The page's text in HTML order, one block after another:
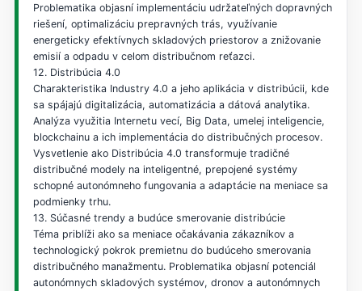
Problematika objasní implementáciu udržateľných dopravných
riešení, optimalizáciu prepravných trás, využívanie
energeticky efektívnych skladových priestorov a znižovanie
emisií a odpadu v celom distribučnom reťazci.
12. Distribúcia 4.0
Charakteristika Industry 4.0 a jeho aplikácia v distribúcii, kde
sa spájajú digitalizácia, automatizácia a dátová analytika.
Analýza využitia Internetu vecí, Big Data, umelej inteligencie,
blockchainu a ich implementácia do distribučných procesov.
Vysvetlenie ako Distribúcia 4.0 transformuje tradičné
distribučné modely na inteligentné, prepojené systémy
schopné autonómneho fungovania a adaptácie na meniace sa
podmienky trhu.
13. Súčasné trendy a budúce smerovanie distribúcie
Téma priblíži ako sa meniace očakávania zákazníkov a
technologický pokrok premietnu do budúceho smerovania
distribučného manažmentu. Problematika objasní potenciál
autonómnych skladových systémov, dronov a autonómnych